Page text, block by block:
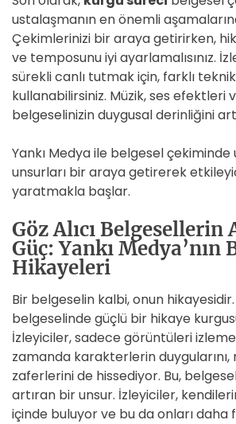
ustalaşmanın en önemli
Çekimlerinizi bir araya getirirken,
ve temposunu iyi ayarlamalısınız.
sürekli canlı tutmak için, farklı
kullanabilirsiniz. Müzik, ses efektleri
belgeselinizin duygusal derinliğini
Yankı Medya ile belgesel
unsurları bir araya getirerek
yaratmakla başlar.
Göz Alıcı Belgesellerin
Güç: Yankı Medya’nın
Hikayeleri
Bir belgeselin kalbi, onun
belgeselinde güçlü bir hikaye
İzleyiciler, sadece görüntüleri
zamanda karakterlerin
zaferlerini de hissediyor. Bu,
artıran bir unsur. İzleyiciler,
içinde buluyor ve bu da onları daha